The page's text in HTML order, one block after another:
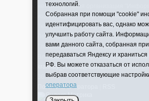
некоммерческая организация
издательский центр "Красная
Тюменская обл., Викуловский р-н, с.
Ленина, д. 5).
Главный редактор Антюхова Светлана
Владимировна. Адрес электронной
krasnay_zvezda@obl72.ruТелефон: 2-
36.
Политика оператора
технологий.
Собранная при помощи "cookie"
идентифицировать вас, однако
улучшить работу сайта.
вами данного сайта, собранная
передаваться Яндексу и
РФ. Вы можете отказаться от
выбрав соответствующие
оператора